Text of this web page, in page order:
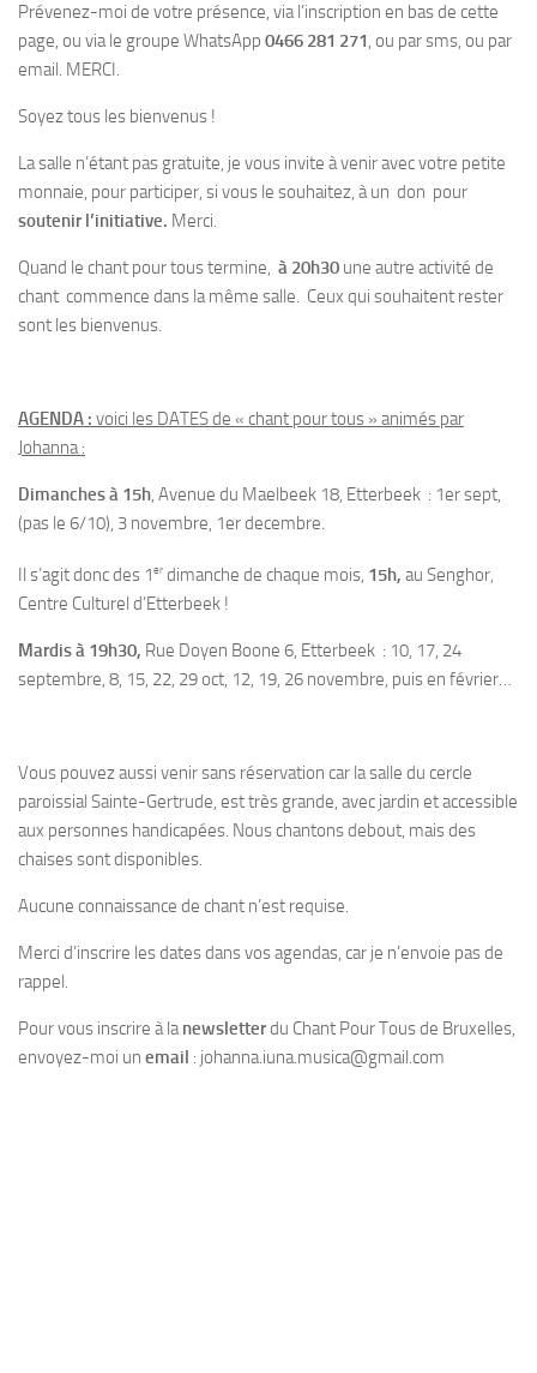
Prévenez-moi de votre présence, via l’inscription en bas de cette
page, ou via le groupe WhatsApp 0466 281 271, ou par sms, ou par
email. MERCI.
Soyez tous les bienvenus !
La salle n’étant pas gratuite, je vous invite à venir avec votre petite
monnaie, pour participer, si vous le souhaitez, à un don pour
soutenir l’initiative. Merci.
Quand le chant pour tous termine, à 20h30 une autre activité de
chant commence dans la même salle. Ceux qui souhaitent rester
sont les bienvenus.
AGENDA : voici les DATES de « chant pour tous » animés par
Johanna :
Dimanches à 15h, Avenue du Maelbeek 18, Etterbeek : 1er sept,
(pas le 6/10), 3 novembre, 1er decembre.
Il s’agit donc des 1er dimanche de chaque mois, 15h, au Senghor,
Centre Culturel d’Etterbeek !
Mardis à 19h30, Rue Doyen Boone 6, Etterbeek : 10, 17, 24
septembre, 8, 15, 22, 29 oct, 12, 19, 26 novembre, puis en février…
Vous pouvez aussi venir sans réservation car la salle du cercle
paroissial Sainte-Gertrude, est très grande, avec jardin et accessible
aux personnes handicapées. Nous chantons debout, mais des
chaises sont disponibles.
Aucune connaissance de chant n’est requise.
Merci d’inscrire les dates dans vos agendas, car je n’envoie pas de
rappel.
Pour vous inscrire à lanewsletterdu Chant Pour Tous de Bruxelles,
envoyez-moi un email : johanna.iuna.musica@gmail.com